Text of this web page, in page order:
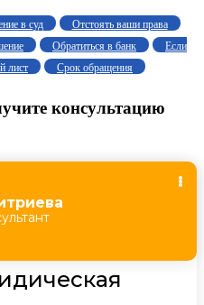
в суд
Отстоять ваши права
Обратиться в банк
Если
лист Срок обращения
консультацию